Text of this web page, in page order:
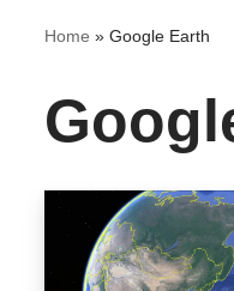
Home » Google Earth